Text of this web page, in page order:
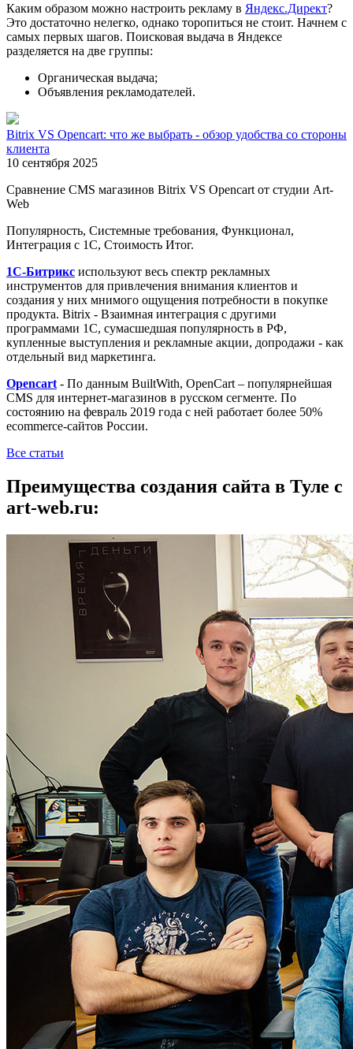
Каким образом можно настроить рекламу в Яндекс.Директ?
Это достаточно нелегко, однако торопиться не стоит. Начнем с
самых первых шагов. Поисковая выдача в Яндексе
разделяется на две группы:
Органическая выдача;
Объявления рекламодателей.
Bitrix VS Opencart: что же выбрать - обзор удобства со стороны
клиента
10 сентября 2025
Сравнение CMS магазинов Bitrix VS Opencart от студии Art-
Web
Популярность, Системные требования, Функционал,
Интеграция с 1С, Стоимость Итог.
1С-Битрикс используют весь спектр рекламных
инструментов для привлечения внимания клиентов и
создания у них мнимого ощущения потребности в покупке
продукта. Bitrix - Взаимная интеграция с другими
программами 1С, сумасшедшая популярность в РФ,
купленные выступления и рекламные акции, допродажи - как
отдельный вид маркетинга.
Opencart - По данным BuiltWith, OpenCart – популярнейшая
CMS для интернет-магазинов в русском сегменте. По
состоянию на февраль 2019 года с ней работает более 50%
ecommerce-сайтов России.
Все статьи
Преимущества создания сайта в Туле с
art-web.ru: